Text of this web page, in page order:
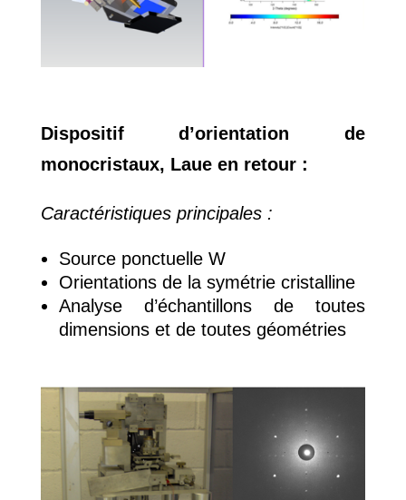
Dispositif d’orientation de
monocristaux, Laue en retour :
Caractéristiques principales :
Source ponctuelle W
Orientations de la symétrie cristalline
Analyse d’échantillons de toutes
dimensions et de toutes géométries